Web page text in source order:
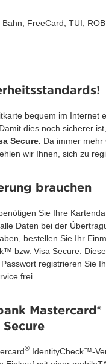
FreeCard, TUI,
bequem im Internet
dies noch sicherer
Secure. Da immer mehr
wir Ihnen, sich zu
brauchen
Sie Ihre
Daten bei der
bestellen Sie Ihr
bzw. Visa Secure.
registrieren Sie
frei.
Mastercard®
®IdentityCheck™-